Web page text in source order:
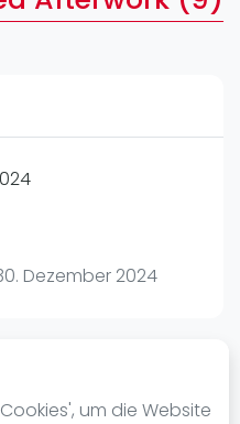
um die Website
Dezember 2024